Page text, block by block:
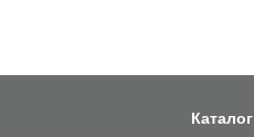
Каталог